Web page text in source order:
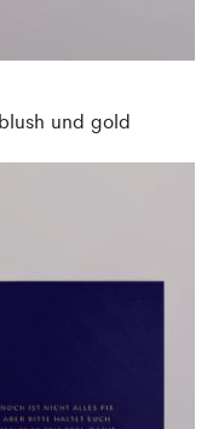
und gold